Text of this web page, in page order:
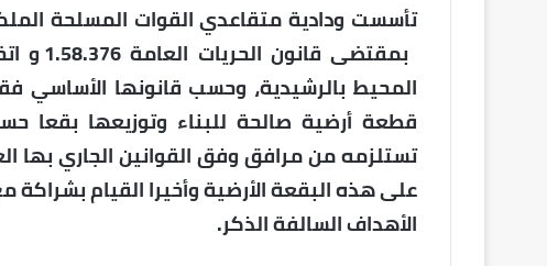
المحيط بالرشيدية، وحسب قانونها الأساسي
قطعة أرضية صالحة للبناء وتوزيعها
تستلزمه من مرافق وفق القوانين الجاري بها
على هذه البقعة الأرضية وأخيرا القيام
الأهداف السالفة الذكر.